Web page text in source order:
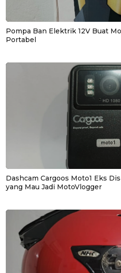
Pompa Ban Elektrik 12V Buat
Portabel
Dashcam Cargoos Moto1 Eks
yang Mau Jadi MotoVlogger